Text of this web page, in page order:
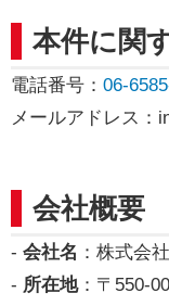
本件に関
電話番号： 06-
メールアドレス：
会社概要
- 会社名 ：株式会
- 所在地：〒550-